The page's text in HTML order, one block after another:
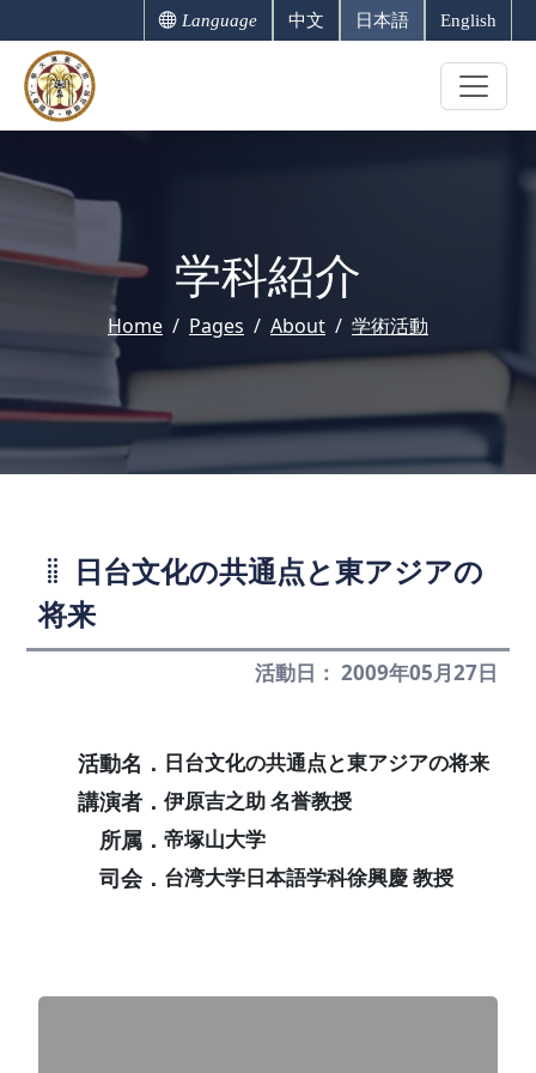
Language 中文 日本語 English
学科紹介
Home Pages About 学術活動
日台文化の共通点と東アジアの
将来
活動日： 2009年05月27日
活動名． 日台文化の共通点と東アジアの将来
講演者． 伊原吉之助 名誉教授
所属． 帝塚山大学
司会． 台湾大学日本語学科徐興慶 教授